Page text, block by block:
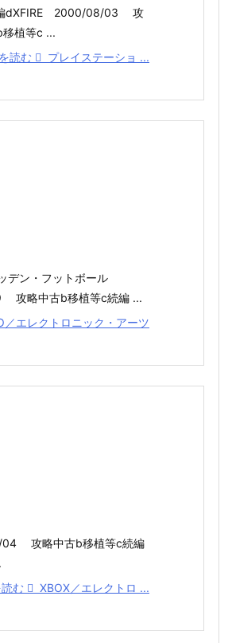
編dXFIRE 2000/08/03 攻
植等c ...
読む
プレイステーショ ...
デン・フットボール
略中古b移植等c続編 ...
／エレクトロニック・アーツ
攻略中古b移植等c続編
む
XBOX／エレクトロ ...